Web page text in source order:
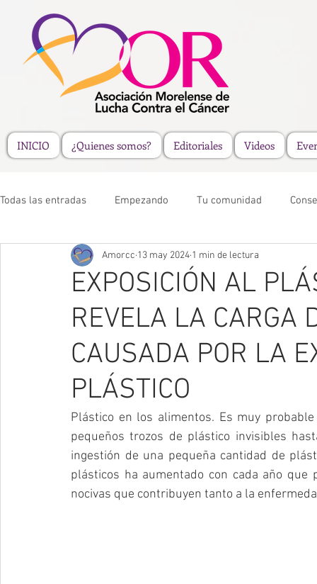
INICIO ¿Quienes somos? Editoriales Videos
Todas las entradas Empezando Tu comunidad
EXPOSICIÓN AL
REVELA LA CARGA
CAUSADA POR LA
PLÁSTICO
Amorcc 13 may 2024 1 min de lectura
Plástico en los alimentos. Es muy
pequeños trozos de plástico invisibles
ingestión de una pequeña cantidad de
plásticos ha aumentado con cada año que
nocivas que contribuyen tanto a la